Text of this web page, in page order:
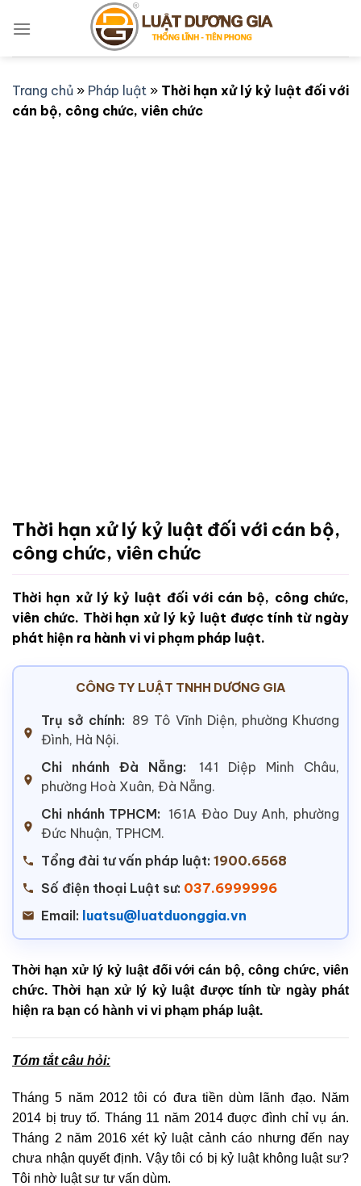
qua
Trang chủ » Pháp luật » Thời hạn xử lý kỷ luật đối với
cán bộ, công chức, viên chức
Thời hạn xử lý kỷ luật đối với cán bộ,
công chức, viên chức
Thời hạn xử lý kỷ luật đối với cán bộ, công chức,
viên chức. Thời hạn xử lý kỷ luật được tính từ ngày
phát hiện ra hành vi vi phạm pháp luật.
CÔNG TY LUẬT TNHH DƯƠNG GIA
Trụ sở chính: 89 Tô Vĩnh Diện, phường Khương
Đình, Hà Nội.
Chi nhánh Đà Nẵng:
141 Diệp Minh Châu,
phường Hoà Xuân, Đà Nẵng.
Chi nhánh TPHCM: 161A Đào Duy Anh, phường
Đức Nhuận, TPHCM.
Tổng đài tư vấn pháp luật: 1900.6568
Số điện thoại Luật sư: 037.6999996
Email: luatsu@luatduonggia.vn
Thời hạn xử lý kỷ luật đối với cán bộ, công chức, viên
chức. Thời hạn xử lý kỷ luật được tính từ ngày phát
hiện ra bạn có hành vi vi phạm pháp luật.
Tóm tắt câu hỏi:
Tháng 5 năm 2012 tôi có đưa tiền dùm lãnh đạo. Năm
2014 bị truy tố. Tháng 11 năm 2014 đuợc đình chỉ vụ án.
Tháng 2 năm 2016 xét kỷ luật cảnh cáo nhưng đến nay
chưa nhận quyết định. Vậy tôi có bị kỷ luật không luật sư?
Tôi nhờ luật sư tư vấn dùm.